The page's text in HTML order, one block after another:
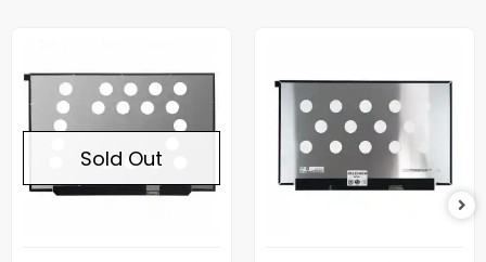
Sold Out